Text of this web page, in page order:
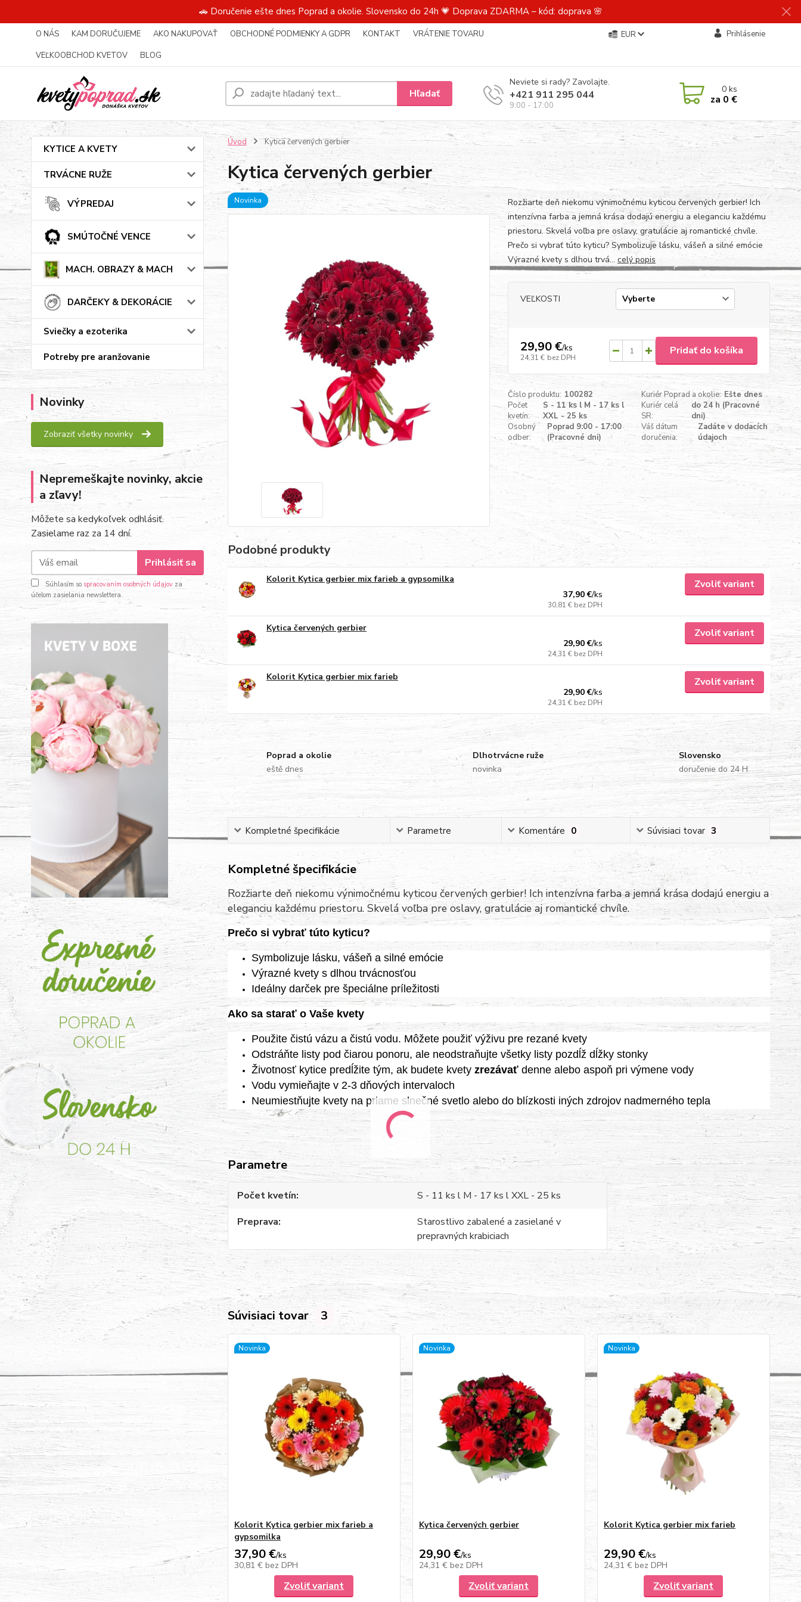
🚗 Doručenie ešte dnes Poprad a okolie. Slovensko do 24h 💗 Doprava ZDARMA – kód: doprava 🌸
O NÁS KAM DORUČUJEME AKO NAKUPOVAŤ OBCHODNÉ PODMIENKY A GDPR KONTAKT
VRÁTENIE TOVARU
VEĽKOOBCHOD KVETOV
BLOG
EUR Prihlásenie
Hľadať
Neviete si rady? Zavolajte.
+421 911 295 044
9:00 - 17:00
0ks
za 0 €
KYTICE A KVETY
TRVÁCNE RUŽE
VÝPREDAJ
SMÚTOČNÉ VENCE
MACH. OBRAZY & MACH
DARČEKY & DEKORÁCIE
Sviečky a ezoterika
Potreby pre aranžovanie
Novinky
Zobraziť všetky novinky
Nepremeškajte novinky, akcie
a zľavy!
Môžete sa kedykoľvek odhlásiť.
Zasielame raz za 14 dní.
Prihlásiť sa
Súhlasím so spracovaním osobných údajov za
účelom zasielania newslettera.
Úvod Kytica červených gerbier
Kytica červených gerbier
Novinka
Rozžiarte deň niekomu výnimočnému kyticou červených gerbier! Ich
intenzívna farba a jemná krása dodajú energiu a eleganciu každému
priestoru. Skvelá voľba pre oslavy, gratulácie aj romantické chvíle.
Prečo si vybrať túto kyticu? Symbolizuje lásku, vášeň a silné emócie
Výrazné kvety s dlhou trvá... celý popis
VEĽKOSTI
29,90 €/ks
24,31 € bez DPH
Pridať do košíka
Číslo produktu: 100282 Kuriér Poprad a okolie: Ešte dnes
Počet
kvetín:
S - 11 ks l M - 17 ks l
XXL - 25 ks
Kuriér celá
SR:
do 24 h (Pracovné
dni)
Osobný
odber:
Poprad 9:00 - 17:00
(Pracovné dni)
Váš dátum
doručenia:
Zadáte v dodacích
údajoch
Podobné produkty
Kolorit Kytica gerbier mix farieb a gypsomilka
37,90 €/ks
30,81 € bez DPH
Zvoliť variant
Kytica červených gerbier
29,90 €/ks
24,31 € bez DPH
Zvoliť variant
Kolorit Kytica gerbier mix farieb
29,90 €/ks
24,31 € bez DPH
Zvoliť variant
Poprad a okolie
eště dnes
Dlhotrvácne ruže
novinka
Slovensko
doručenie do 24 H
Kompletné špecifikácie Parametre Komentáre 0 Súvisiaci tovar 3
Kompletné špecifikácie
Rozžiarte deň niekomu výnimočnému kyticou červených gerbier! Ich intenzívna farba a jemná krása dodajú energiu a
eleganciu každému priestoru. Skvelá voľba pre oslavy, gratulácie aj romantické chvíle.
Prečo si vybrať túto kyticu?
Symbolizuje lásku, vášeň a silné emócie
Výrazné kvety s dlhou trvácnosťou
Ideálny darček pre špeciálne príležitosti
Ako sa starať o Vaše kvety
Použite čistú vázu a čistú vodu. Môžete použiť výživu pre rezané kvety
Odstráňte listy pod čiarou ponoru, ale neodstraňujte všetky listy pozdĺž dĺžky stonky
Životnosť kytice predĺžite tým, ak budete kvety zrezávaťdenne alebo aspoň pri výmene vody
Vodu vymieňajte v 2-3 dňových intervaloch
Neumiestňujte kvety na priame slnečné svetlo alebo do blízkosti iných zdrojov nadmerného tepla
Parametre
Počet kvetín
S - 11 ks l M - 17 ks l XXL - 25 ks
Preprava
Starostlivo zabalené a zasielané v
prepravných krabiciach
Súvisiaci tovar 3
Novinka
Kolorit Kytica gerbier mix farieb a
gypsomilka
37,90 €/ks
30,81 € bez DPH
Zvoliť variant
Novinka
Kytica červených gerbier
29,90 €/ks
24,31 € bez DPH
Zvoliť variant
Novinka
Kolorit Kytica gerbier mix farieb
29,90 €/ks
24,31 € bez DPH
Zvoliť variant